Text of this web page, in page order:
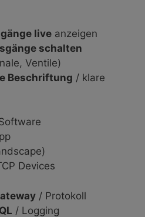
live anzeigen
schalten
Ventile)
Beschriftung / klare
Devices
/ Protokoll
/ Logging